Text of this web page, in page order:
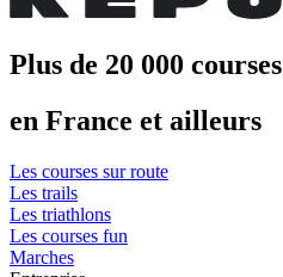
Plus de 20 000 courses
en France et ailleurs
Les courses sur route
Les trails
Les triathlons
Les courses fun
Marches